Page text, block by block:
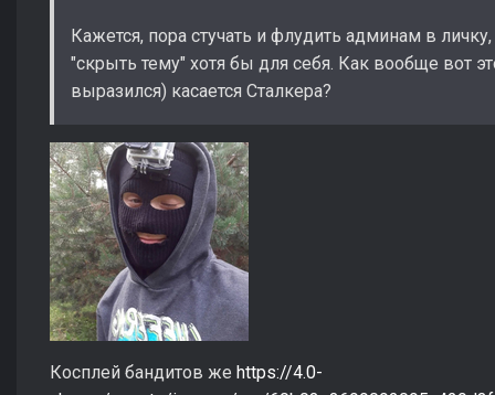
Кажется, пора стучать и флудить админам в
"скрыть тему" хотя бы для себя. Как вообще вот
выразился) касается Сталкера?
Косплей бандитов же https://4.0-